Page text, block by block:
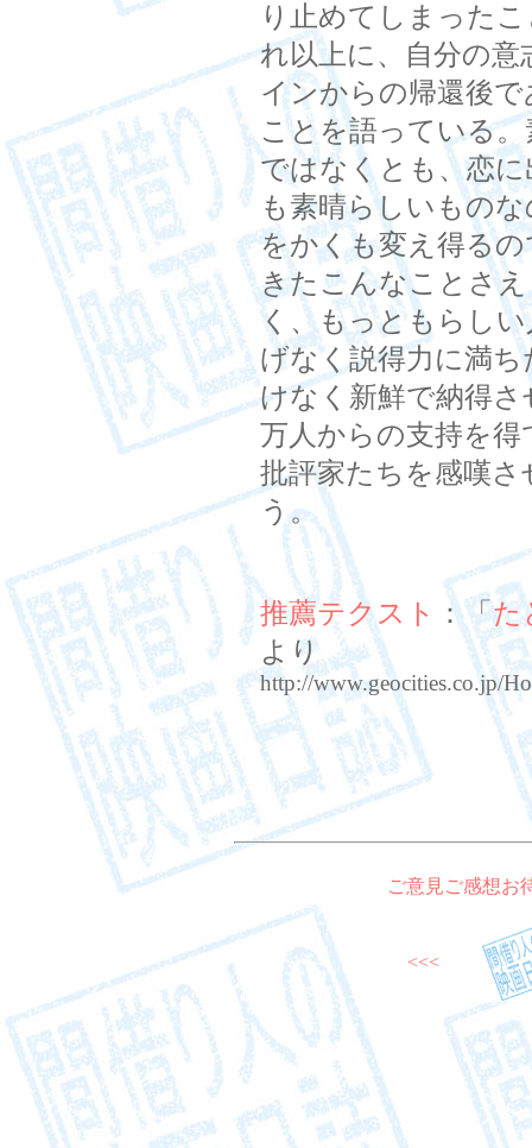
り止めてしまった
れ以上に、自分の
インからの帰還後
ことを語っている
ではなくとも、恋
も素晴らしいもの
をかくも変え得る
きたこんなことさ
く、もっともらし
げなく説得力に満
けなく新鮮で納得
万人からの支持を
批評家たちを感嘆
う。
推薦テクスト ：「た
より
http://www.geocities.co.jp/
ご意見ご感想お
<<<